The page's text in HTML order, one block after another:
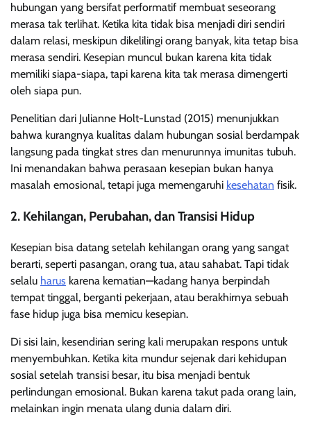
hubungan yang bersifat performatif membuat seseorang
merasa tak terlihat. Ketika kita tidak bisa menjadi diri sendiri
dalam relasi, meskipun dikelilingi orang banyak, kita tetap bisa
merasa sendiri. Kesepian muncul bukan karena kita tidak
memiliki siapa-siapa, tapi karena kita tak merasa dimengerti
oleh siapa pun.
Penelitian dari Julianne Holt-Lunstad (2015) menunjukkan
bahwa kurangnya kualitas dalam hubungan sosial berdampak
langsung pada tingkat stres dan menurunnya imunitas tubuh.
Ini menandakan bahwa perasaan kesepian bukan hanya
masalah emosional, tetapi juga memengaruhi kesehatan fisik.
2. Kehilangan, Perubahan, dan Transisi Hidup
Kesepian bisa datang setelah kehilangan orang yang sangat
berarti, seperti pasangan, orang tua, atau sahabat. Tapi tidak
selalu harus karena kematian—kadang hanya berpindah
tempat tinggal, berganti pekerjaan, atau berakhirnya sebuah
fase hidup juga bisa memicu kesepian.
Di sisi lain, kesendirian sering kali merupakan respons untuk
menyembuhkan. Ketika kita mundur sejenak dari kehidupan
sosial setelah transisi besar, itu bisa menjadi bentuk
perlindungan emosional. Bukan karena takut pada orang lain,
melainkan ingin menata ulang dunia dalam diri.